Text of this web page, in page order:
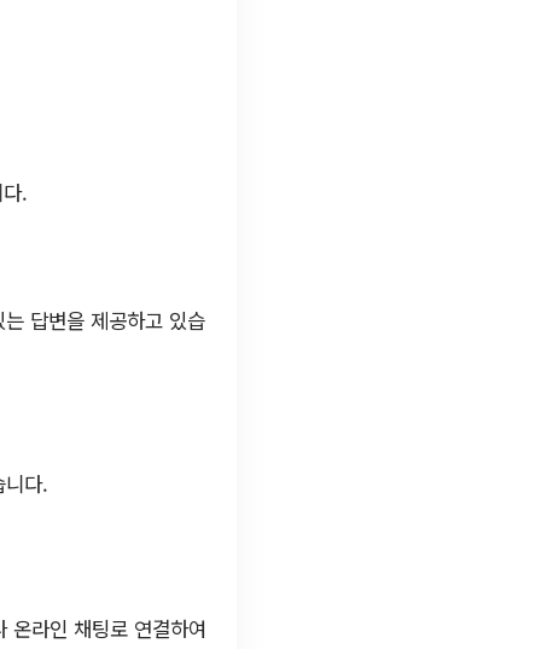
.
답변을 제공하고 있습
다.
온라인 채팅로 연결하여